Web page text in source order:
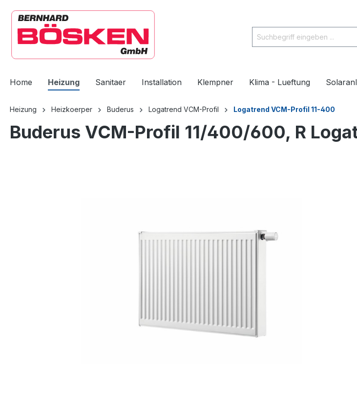
Zur Hauptnavigation springen
Home Heizung Sanitaer Installation Klempner Klima - Lueftung
Heizung Heizkoerper Buderus Logatrend VCM-Profil Logatrend VCM-Profil 11-400
Buderus VCM-Profil 11/400/600, R